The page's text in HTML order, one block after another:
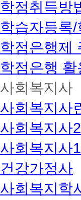
학점취득방
학습자등록/
학점은행제
학점은행 활
사회복지사
사회복지사
사회복지사
사회복지사
건강가정사
사회복지학